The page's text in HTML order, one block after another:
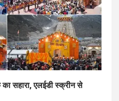
सहारा, एलईडी स्क्रीन से